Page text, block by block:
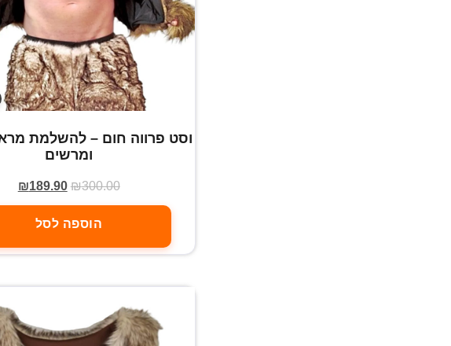
וסט פרווה חום – להשלמת מראה
ומרשים
₪300.00
₪189.90
הוספה לסל